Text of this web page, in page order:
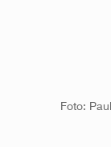
Foto: